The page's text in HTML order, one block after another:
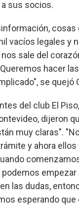
sus socios.
cosas
vacíos legales y
sale del
hacer
se quejó
del club El
dijeron
muy claras".
y ahora ellos
empezar
las dudas,
esperando que